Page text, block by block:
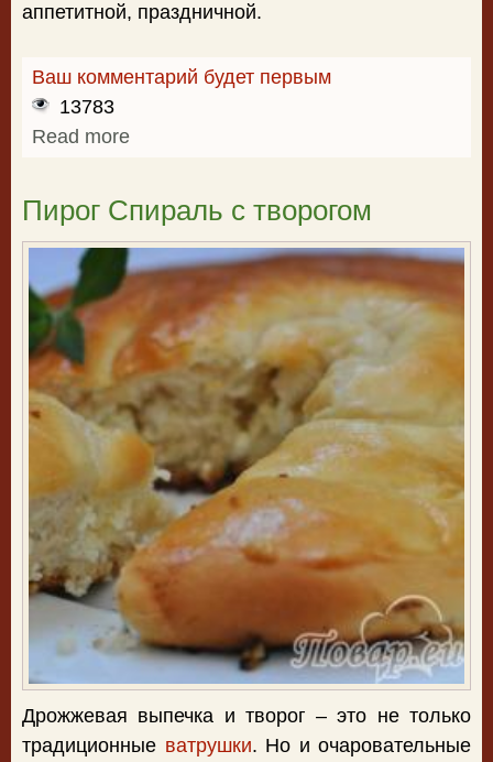
аппетитной, праздничной.
Ваш комментарий будет первым
13783
Read more
Пирог Спираль с творогом
Дрожжевая выпечка и творог – это не только
традиционные ватрушки. Но и очаровательные